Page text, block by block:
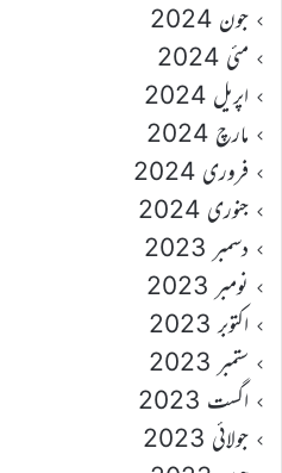
جون 2024
مئی 2024
اپریل 2024
مارچ 2024
فروری 2024
جنوری 2024
دسمبر 2023
نومبر 2023
اکتوبر 2023
ستمبر 2023
اگست 2023
جولائی 2023